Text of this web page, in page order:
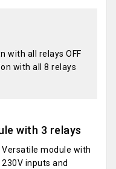
with all relays OFF
with all 8 relays
with 3 relays
Versatile module with
230V inputs and